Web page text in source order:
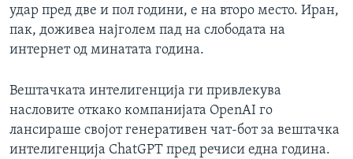
удар пред две и пол години, е на второ место. Иран,
пак, доживеа најголем пад на слободата на
интернет од минатата година.
Вештачката интелигенција ги привлекува
насловите откако компанијата OpenAI го
лансираше својот генеративен чат-бот за вештачка
интелигенција ChatGPT пред речиси една година.